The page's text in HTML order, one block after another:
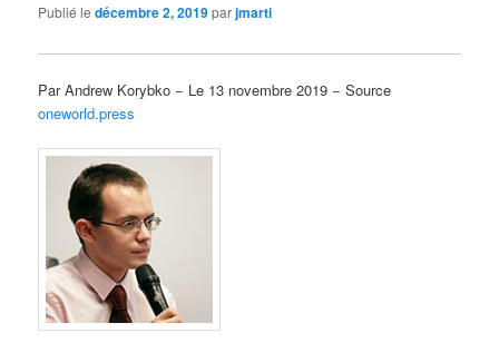
Publié ledécembre 2, 2019parjmarti
Par Andrew Korybko − Le 13 novembre 2019 − Source
oneworld.press